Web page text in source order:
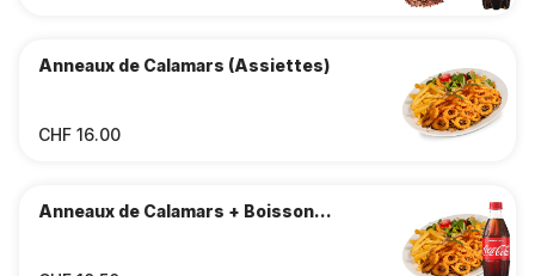
Anneaux de Calamars (Assiettes)
CHF 16.00
Anneaux de Calamars + Boisson